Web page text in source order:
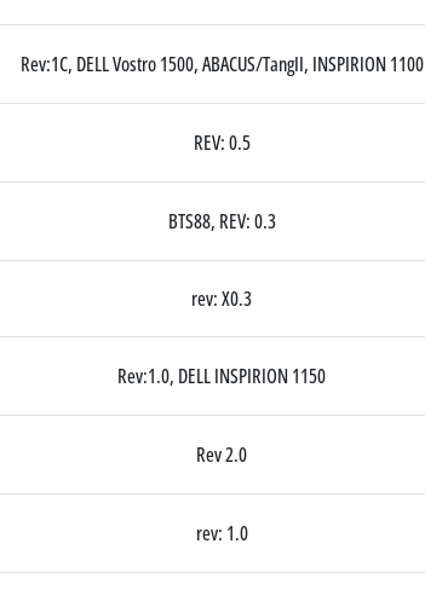
Rev:1C, DELL Vostro 1500, ABACUS/TangII, INSPIRION 1100
REV: 0.5
BTS88, REV: 0.3
rev: X0.3
Rev:1.0, DELL INSPIRION 1150
Rev 2.0
rev: 1.0